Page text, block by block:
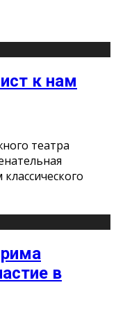
к нам
театра
в